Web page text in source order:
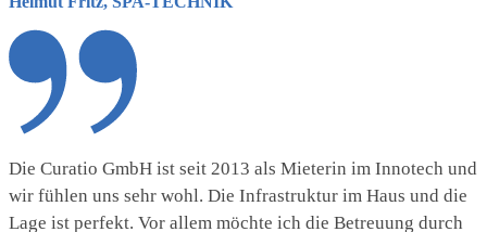
Die Curatio GmbH ist seit 2013 als Mieterin im Innotech und
wir fühlen uns sehr wohl. Die Infrastruktur im Haus und die
Lage ist perfekt. Vor allem möchte ich die Betreuung durch